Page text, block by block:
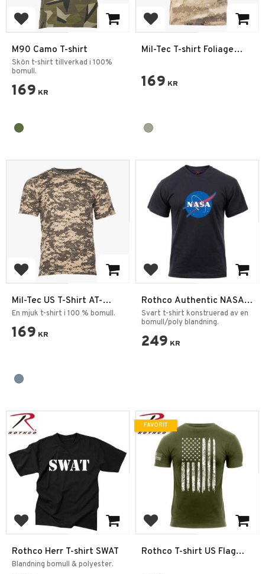
Lägg till i favoriter
M90 Camo T-shirt
Skön t-shirt tillverkad i 100%
bomull.
169 KR
Lägg till i favoriter
Mil-Tec T-shirt Foliage
169 KR
Lägg till i favoriter
Mil-Tec US T-Shirt AT-
digital Camo
En mjuk t-shirt i 100 % bomull.
169 KR
Lägg till i favoriter
Rothco Authentic NASA
logo T-shirt
Svart t-shirt konstruerad av en
bomull/poly blandning.
249 KR
Lägg till i favoriter
Rothco Herr T-shirt SWAT
Blandning bomull & polyester.
Lägg till i favoriter
Rothco T-shirt US Flag
FAVORIT